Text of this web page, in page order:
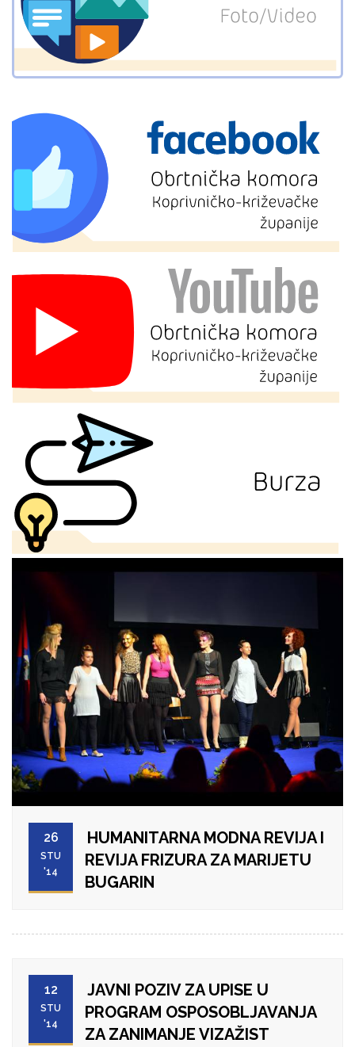
26
STU
'14
HUMANITARNA MODNA REVIJA I
REVIJA FRIZURA ZA MARIJETU
BUGARIN
12
STU
'14
JAVNI POZIV ZA UPISE U
PROGRAM OSPOSOBLJAVANJA
ZA ZANIMANJE VIZAŽIST